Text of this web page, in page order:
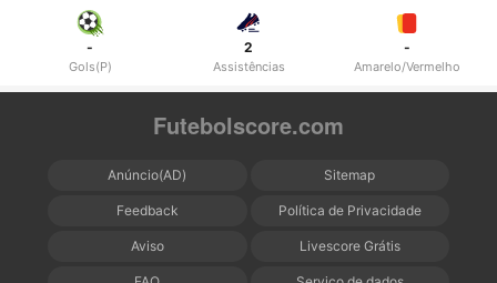
-
Gols(P)
2
Assistências
-
Amarelo/Vermelho
Futebolscore.com
Anúncio(AD) Sitemap
Feedback Política de Privacidade
Aviso Livescore Grátis